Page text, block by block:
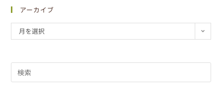
アーカイブ
月を選択